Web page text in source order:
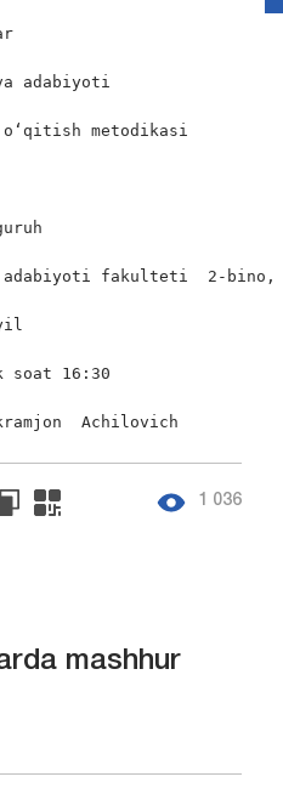
adabiyoti
metodikasi
fakulteti  2-bino,
soat 16:30
Achilovich
1 036
mashhur